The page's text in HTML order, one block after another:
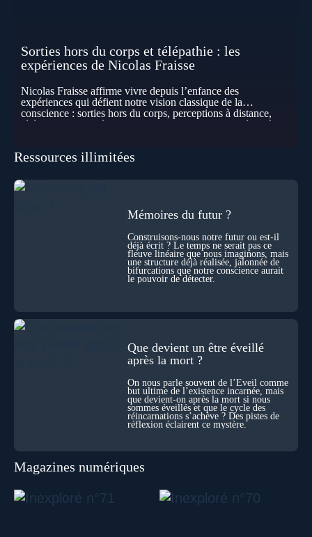
Sorties hors du corps et télépathie : les
expériences de Nicolas Fraisse
Nicolas Fraisse affirme vivre depuis l’enfance des
expériences qui défient notre vision classique de la
conscience : sorties hors du corps, perceptions à distance,
télépathie spontanée… Comment accueillir ces phénomènes
les pensées d’autrui ? Que deviennent l’espace, le temps… et
disparaître ? Au fil de cet échange, Nicolas raconte ses
expériences les plus troublantes : visions vérifiées,
durant ses sorties, protocoles scientifiques… et toujours, cette
! Sommes-nous à l’aube d’une révolution de la conscience ?
Sans doute. Mais encore faut-il accepter d’explorer ces
territoires avec lucidité, et rigueur…
Ressources illimitées
Mémoires du futur ?
Construisons-nous notre futur ou est-il
déjà écrit ? Le temps ne serait pas ce
fleuve linéaire que nous imaginons, mais
une structure déjà réalisée, jalonnée de
bifurcations que notre conscience aurait
le pouvoir de détecter.
Que devient un être éveillé
après la mort ?
On nous parle souvent de l’Éveil comme
but ultime de l’existence incarnée, mais
que devient-on après la mort si nous
sommes éveillés et que le cycle des
réincarnations s’achève ? Des pistes de
réflexion éclairent ce mystère.
Magazines numériques